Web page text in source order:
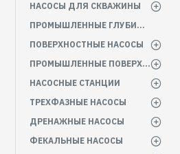
НАСОСЫ ДЛЯ СКВАЖИНЫ
ПРОМЫШЛЕННЫЕ ГЛУБИННЫЕ НАСОСЫ
ПОВЕРХНОСТНЫЕ НАСОСЫ
ПРОМЫШЛЕННЫЕ ПОВЕРХНОСТНЫЕ НАСОСЫ
НАСОСНЫЕ СТАНЦИИ
ТРЕХФАЗНЫЕ НАСОСЫ
ДРЕНАЖНЫЕ НАСОСЫ
ФЕКАЛЬНЫЕ НАСОСЫ